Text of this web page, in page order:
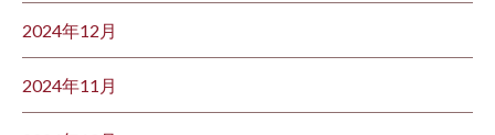
2024年12月
2024年11月